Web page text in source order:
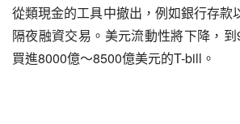
從類現金的工具中撤出，例如銀行存款
隔夜融資交易。美元流動性將下降，
買進8000億～8500億美元的T-bill。